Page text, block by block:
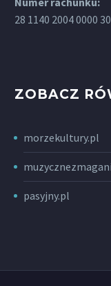
28 1140 2004 0000
ZOBACZ
morzekultury.pl
pasyjny.pl